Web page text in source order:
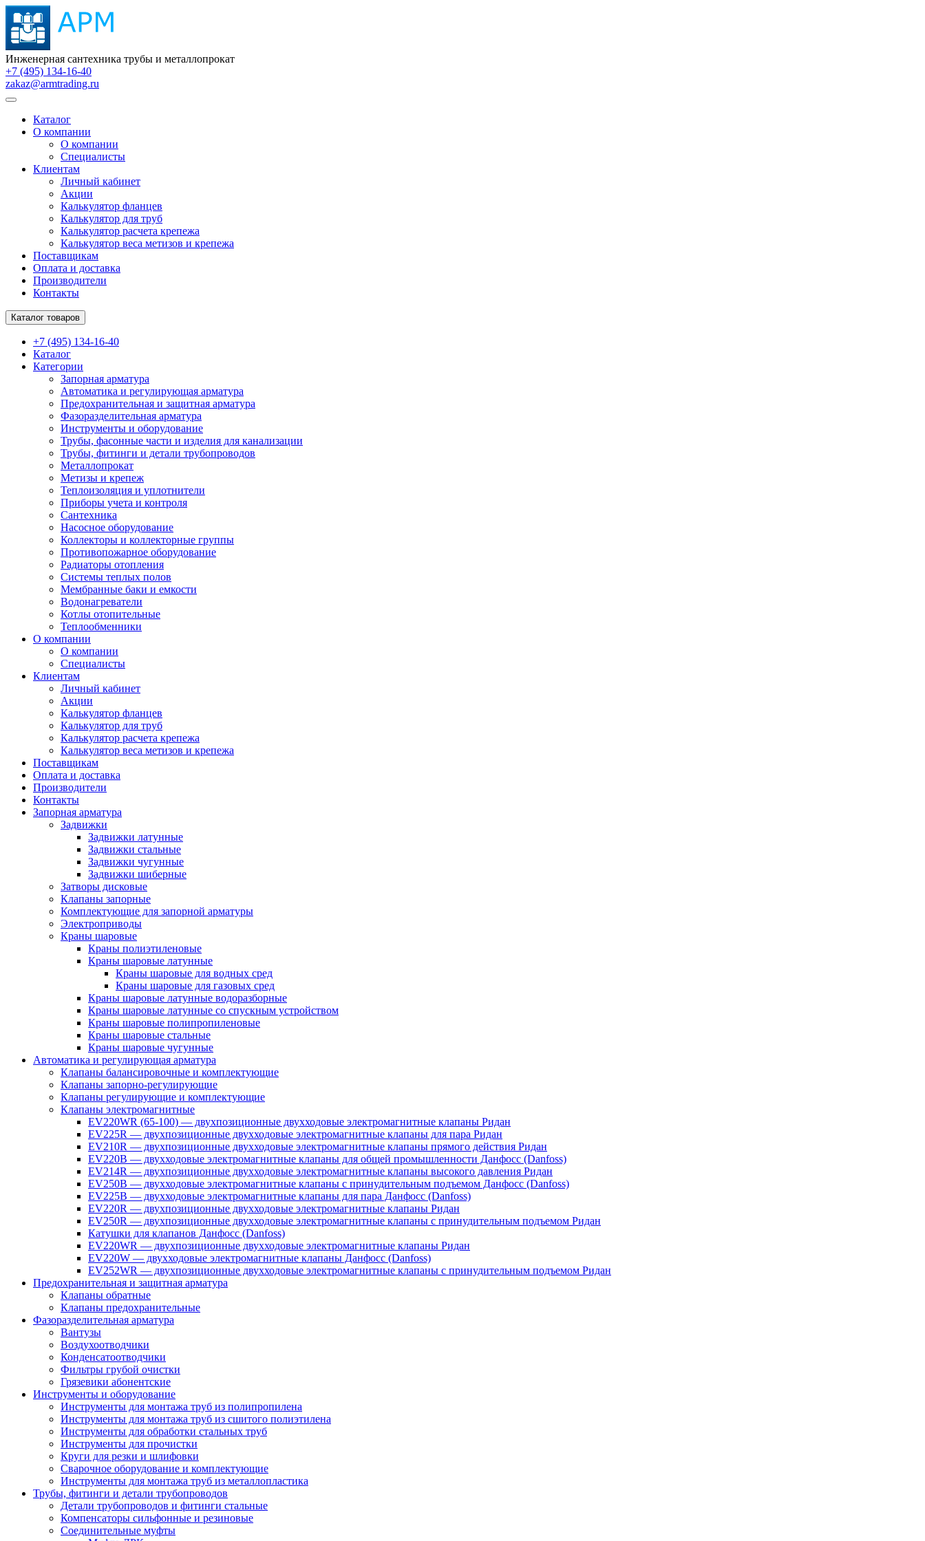
Инженерная сантехника трубы и металлопрокат
+7 (495) 134-16-40
zakaz@armtrading.ru
Каталог
О компании
О компании
Специалисты
Клиентам
Личный кабинет
Акции
Калькулятор фланцев
Калькулятор для труб
Калькулятор расчета крепежа
Калькулятор веса метизов и крепежа
Поставщикам
Оплата и доставка
Производители
Контакты
Каталог товаров
+7 (495) 134-16-40
Каталог
Категории
Запорная арматура
Автоматика и регулирующая арматура
Предохранительная и защитная арматура
Фазоразделительная арматура
Инструменты и оборудование
Трубы, фасонные части и изделия для канализации
Трубы, фитинги и детали трубопроводов
Металлопрокат
Метизы и крепеж
Теплоизоляция и уплотнители
Приборы учета и контроля
Сантехника
Насосное оборудование
Коллекторы и коллекторные группы
Противопожарное оборудование
Радиаторы отопления
Системы теплых полов
Мембранные баки и емкости
Водонагреватели
Котлы отопительные
Теплообменники
О компании
О компании
Специалисты
Клиентам
Личный кабинет
Акции
Калькулятор фланцев
Калькулятор для труб
Калькулятор расчета крепежа
Калькулятор веса метизов и крепежа
Поставщикам
Оплата и доставка
Производители
Контакты
Запорная арматура
Задвижки
Задвижки латунные
Задвижки стальные
Задвижки чугунные
Задвижки шиберные
Затворы дисковые
Клапаны запорные
Комплектующие для запорной арматуры
Электроприводы
Краны шаровые
Краны полиэтиленовые
Краны шаровые латунные
Краны шаровые для водных сред
Краны шаровые для газовых сред
Краны шаровые латунные водоразборные
Краны шаровые латунные со спускным устройством
Краны шаровые полипропиленовые
Краны шаровые стальные
Краны шаровые чугунные
Автоматика и регулирующая арматура
Клапаны балансировочные и комплектующие
Клапаны запорно-регулирующие
Клапаны регулирующие и комплектующие
Клапаны электромагнитные
EV220WR (65-100) — двухпозиционные двухходовые электромагнитные клапаны Ридан
EV225R — двухпозиционные двухходовые электромагнитные клапаны для пара Ридан
EV210R — двухпозиционные двухходовые электромагнитные клапаны прямого действия Ридан
EV220B — двухходовые электромагнитные клапаны для общей промышленности Данфосс (Danfoss)
EV214R — двухпозиционные двухходовые электромагнитные клапаны высокого давления Ридан
EV250B — двухходовые электромагнитные клапаны с принудительным подъемом Данфосс (Danfoss)
EV225B — двухходовые электромагнитные клапаны для пара Данфосс (Danfoss)
EV220R — двухпозиционные двухходовые электромагнитные клапаны Ридан
EV250R — двухпозиционные двухходовые электромагнитные клапаны с принудительным подъемом Ридан
Катушки для клапанов Данфосс (Danfoss)
EV220WR — двухпозиционные двухходовые электромагнитные клапаны Ридан
EV220W — двухходовые электромагнитные клапаны Данфосс (Danfoss)
EV252WR — двухпозиционные двухходовые электромагнитные клапаны с принудительным подъемом Ридан
Предохранительная и защитная арматура
Клапаны обратные
Клапаны предохранительные
Фазоразделительная арматура
Вантузы
Воздухоотводчики
Конденсатоотводчики
Фильтры грубой очистки
Грязевики абонентские
Инструменты и оборудование
Инструменты для монтажа труб из полипропилена
Инструменты для монтажа труб из сшитого полиэтилена
Инструменты для обработки стальных труб
Инструменты для прочистки
Круги для резки и шлифовки
Сварочное оборудование и комплектующие
Инструменты для монтажа труб из металлопластика
Трубы, фитинги и детали трубопроводов
Детали трубопроводов и фитинги стальные
Компенсаторы сильфонные и резиновые
Соединительные муфты